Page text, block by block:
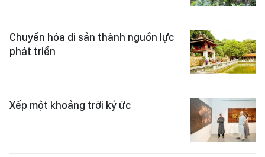
Chuyển hóa di sản thành nguồn lực
phát triển
Xếp một khoảng trời ký ức